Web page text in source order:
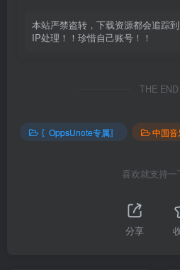
本站严禁盗转，下载资源都会追踪
IP处理！！珍惜自己账号！！
THE END
〖OppsUnote专属〗 中国音
喜欢就支持一
分享